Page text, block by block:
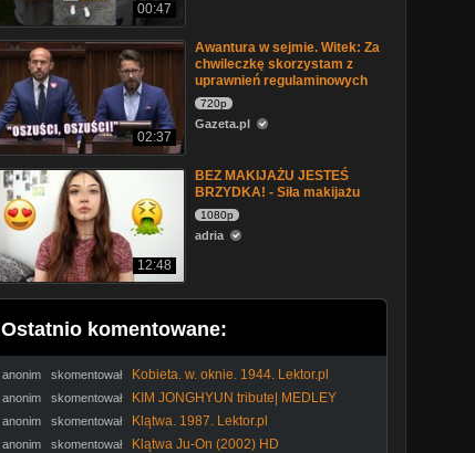
00:47
02:37
Awantura w sejmie. Witek: Za
chwileczkę skorzystam z
uprawnień regulaminowych
720p
Gazeta.pl
12:48
BEZ MAKIJAŻU JESTEŚ
BRZYDKA! - Siła makijażu
1080p
adria
Ostatnio komentowane:
anonim skomentował Kobieta. w. oknie. 1944. Lektor.pl
anonim skomentował
KIM JONGHYUN tribute| MEDLEY
dance cover by SAGI
anonim skomentował Klątwa. 1987. Lektor.pl
anonim skomentował Klątwa Ju-On (2002) HD